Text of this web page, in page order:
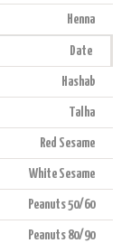
Henna
Date
Hashab
Talha
Red Sesame
White Sesame
Peanuts 50/60
Peanuts 80/90